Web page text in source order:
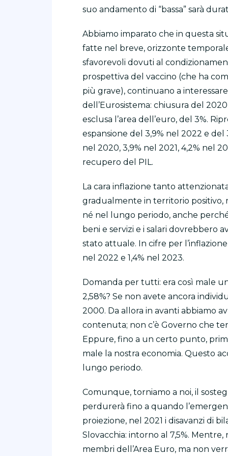
suo andamento di “bassa” sarà
Abbiamo imparato che in questa
fatte nel breve, orizzonte
sfavorevoli dovuti al
prospettiva del vaccino (che ha
più grave), continuano a
dell’Eurosistema: chiusura del
esclusa l’area dell’euro, del 3%.
espansione del 3,9% nel 2022 e del
nel 2020, 3,9% nel 2021, 4,2% nel
recupero del PIL.
La cara inflazione tanto
gradualmente in territorio positivo,
né nel lungo periodo, anche
beni e servizi e i salari dovrebbero
stato attuale. In cifre per l’inflazione
nel 2022 e 1,4% nel 2023.
Domanda per tutti: era così male
2,58%? Se non avete ancora
2000. Da allora in avanti abbiamo
contenuta; non c’è Governo che
Eppure, fino a un certo punto,
male la nostra economia. Questo
lungo periodo.
Comunque, torniamo a noi, il
perdurerà fino a quando
proiezione, nel 2021 i disavanzi di
Slovacchia: intorno al 7,5%.
membri dell’Area Euro, ma non